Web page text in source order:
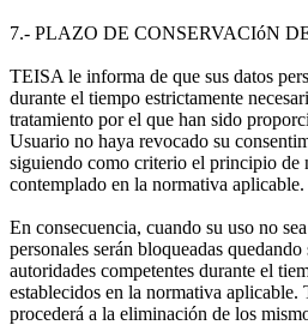
7.- PLAZO DE CONSERVACIóN
TEISA le informa de que sus datos
durante el tiempo estrictamente
tratamiento por el que han sido
Usuario no haya revocado su
siguiendo como criterio el principio de
contemplado en la normativa aplicable.
En consecuencia, cuando su uso no
personales serán bloqueadas
autoridades competentes durante el
establecidos en la normativa aplicable.
procederá a la eliminación de los